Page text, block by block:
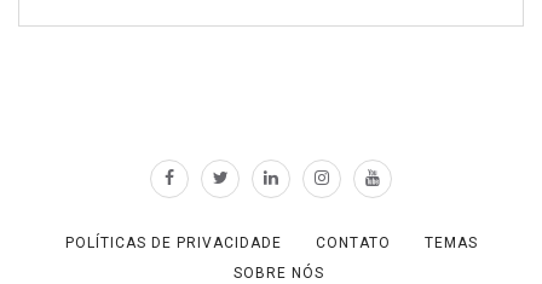
POLÍTICAS DE PRIVACIDADE CONTATO
TEMAS
SOBRE NÓS